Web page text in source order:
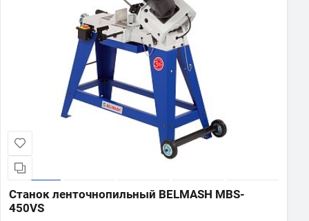
Станок ленточнопильный BELMASH MBS-
450VS